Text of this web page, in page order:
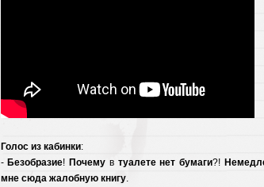
Голос из кабинки:
-Безобразие! Почему в туалете нет бумаги?!
мне сюда жалобную книгу.